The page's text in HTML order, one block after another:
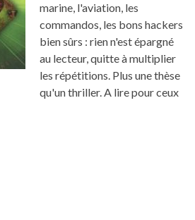
marine, l'aviation, les
commandos, les bons hackers
bien sûrs : rien n'est épargné
au lecteur, quitte à multiplier
les répétitions. Plus une thèse
qu'un thriller. A lire pour ceux